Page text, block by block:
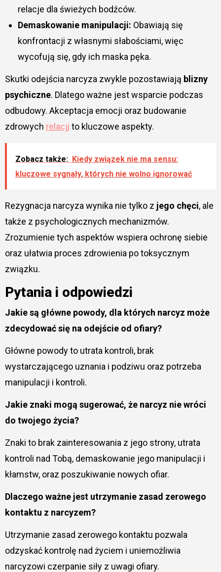
relacje dla świeżych bodźców.
Demaskowanie manipulacji: Obawiają się
konfrontacji z własnymi słabościami, więc
wycofują się, gdy ich maska pęka.
Skutki odejścia narcyza zwykle pozostawiają blizny
psychiczne. Dlatego ważne jest wsparcie podczas
odbudowy. Akceptacja emocji oraz budowanie
zdrowych relacji to kluczowe aspekty.
Zobacz także: Kiedy związek nie ma sensu:
kluczowe sygnały, których nie wolno ignorować
Rezygnacja narcyza wynika nie tylko z jego chęci, ale
także z psychologicznych mechanizmów.
Zrozumienie tych aspektów wspiera ochronę siebie
oraz ułatwia proces zdrowienia po toksycznym
związku.
Pytania i odpowiedzi
Jakie są główne powody, dla których narcyz może
zdecydować się na odejście od ofiary?
Główne powody to utrata kontroli, brak
wystarczającego uznania i podziwu oraz potrzeba
manipulacji i kontroli.
Jakie znaki mogą sugerować, że narcyz nie wróci
do twojego życia?
Znaki to brak zainteresowania z jego strony, utrata
kontroli nad Tobą, demaskowanie jego manipulacji i
kłamstw, oraz poszukiwanie nowych ofiar.
Dlaczego ważne jest utrzymanie zasad zerowego
kontaktu z narcyzem?
Utrzymanie zasad zerowego kontaktu pozwala
odzyskać kontrolę nad życiem i uniemożliwia
narcyzowi czerpanie siły z uwagi ofiary.